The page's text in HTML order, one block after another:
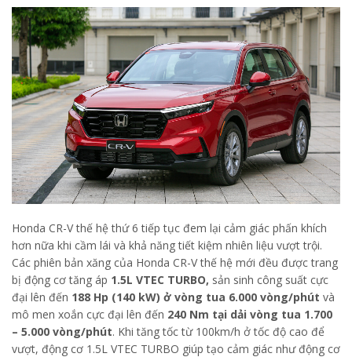
Honda CR-V thế hệ thứ 6 tiếp tục đem lại cảm giác phấn khích
hơn nữa khi cầm lái và khả năng tiết kiệm nhiên liệu vượt trội.
Các phiên bản xăng của Honda CR-V thế hệ mới đều được trang
bị động cơ tăng áp 1.5L VTEC TURBO, sản sinh công suất cực
đại lên đến 188 Hp (140 kW) ở vòng tua 6.000 vòng/phút và
mô men xoắn cực đại lên đến 240 Nm tại dải vòng tua 1.700
– 5.000 vòng/phút. Khi tăng tốc từ 100km/h ở tốc độ cao để
vượt, động cơ 1.5L VTEC TURBO giúp tạo cảm giác như động cơ